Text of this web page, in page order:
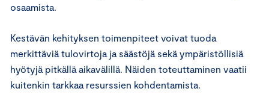
osaamista.
Kestävän kehityksen toimenpiteet voivat tuoda
merkittäviä tulovirtoja ja säästöjä sekä ympäristöllisiä
hyötyjä pitkällä aikavälillä. Näiden toteuttaminen vaatii
kuitenkin tarkkaa resurssien kohdentamista.